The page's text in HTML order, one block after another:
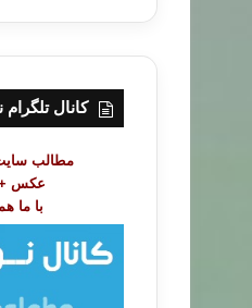
ت
ض
کانال تلگرام
مطالب
عکس +
با ما